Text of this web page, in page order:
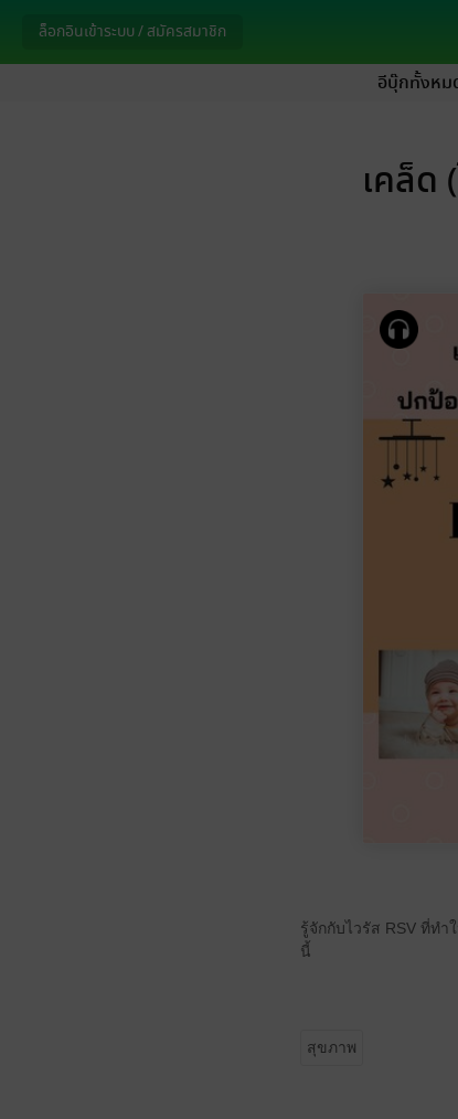
ล็อกอินเข้าระบบ / สมัครสมาชิก
อีบุ๊กทั้งหม
เคล็ด
รู้จักกับไวรัส RSV ที่ทำ
นี้
สุขภาพ